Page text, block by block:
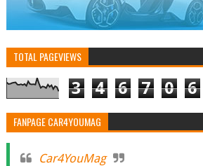
TOTAL PAGEVIEWS
3 4 6 7 0 6
FANPAGE CAR4YOUMAG
Car4YouMag